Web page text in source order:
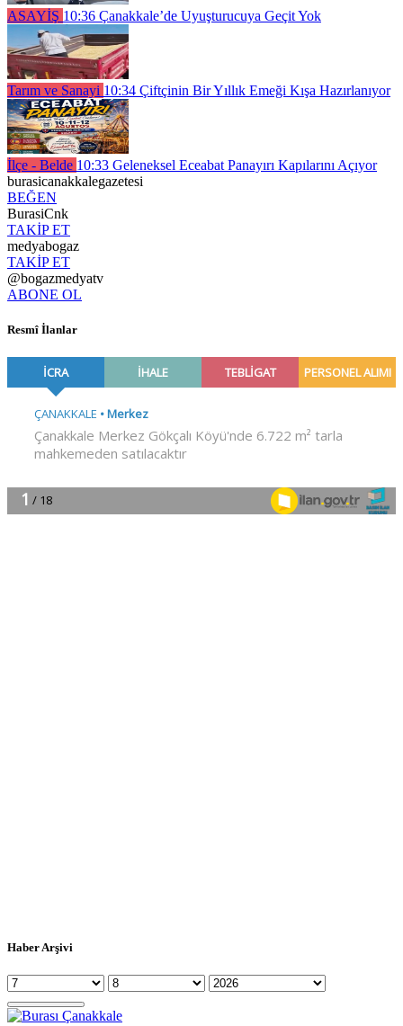
ASAYİŞ 10:36 Çanakkale’de Uyuşturucuya Geçit Yok
Tarım ve Sanayi 10:34 Çiftçinin Bir Yıllık Emeği Kışa Hazırlanıyor
İlçe - Belde 10:33 Geleneksel Eceabat Panayırı Kapılarını Açıyor
burasicanakkalegazetesi
BEĞEN
BurasiCnk
TAKİP ET
medyabogaz
TAKİP ET
@bogazmedyatv
ABONE OL
Resmî İlanlar
Haber Arşivi